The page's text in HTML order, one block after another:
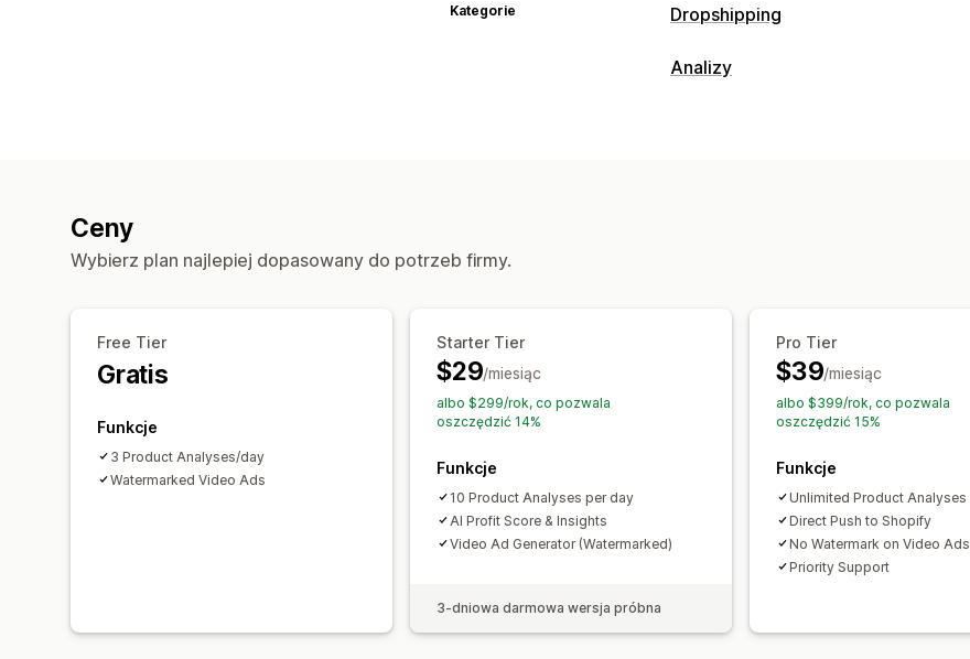
Kategorie Dropshipping
Produkty, które możesz sprzedawać
Analizy
Ceny
Wybierz plan najlepiej dopasowany do potrzeb firmy.
Free Tier
Gratis
Funkcje
3 Product Analyses/day
Watermarked Video Ads
Starter Tier
$29/miesiąc
albo $299/rok, co pozwala
oszczędzić 14%
Funkcje
10 Product Analyses per day
AI Profit Score & Insights
Video Ad Generator (Watermarked)
3-dniowa darmowa wersja próbna
Pro Tier
$39/miesiąc
albo $399/rok, co pozwala
oszczędzić 15%
Funkcje
Unlimited Product Analyses
Direct Push to Shopify
No Watermark on Video Ads
Priority Support